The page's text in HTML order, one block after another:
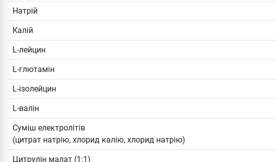
Натрій
Калій
L-лейцин
L-глютамін
L-ізолейцин
L-валін
Суміш електролітів
(цитрат натрію, хлорид калію, хлорид натрію)
Цитрулін малат (1:1)